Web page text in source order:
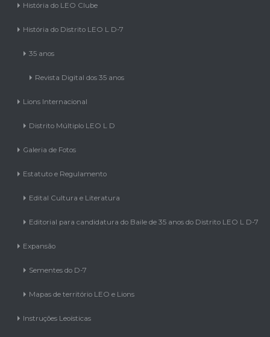
História do LEO Clube
História do Distrito LEO L D-7
35 anos
Revista Digital dos 35 anos
Lions Internacional
Distrito Múltiplo LEO L D
Galeria de Fotos
Estatuto e Regulamento
Edital Cultura e Literatura
Editorial para candidatura do Baile de 35 anos do Distrito LEO L D-7
Expansão
Sementes do D-7
Mapas de território LEO e Lions
Instruções Leoísticas